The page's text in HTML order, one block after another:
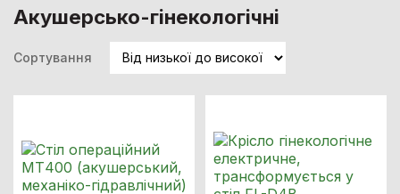
Акушерсько-гінекологічні
Сортування